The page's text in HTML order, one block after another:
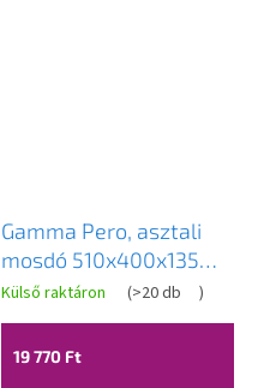
Gamma Pero, asztali
mosdó 510x400x135
mm, fényes fehér,
GMA-UC-PERO
Külső raktáron (>20 db )
19 770 Ft